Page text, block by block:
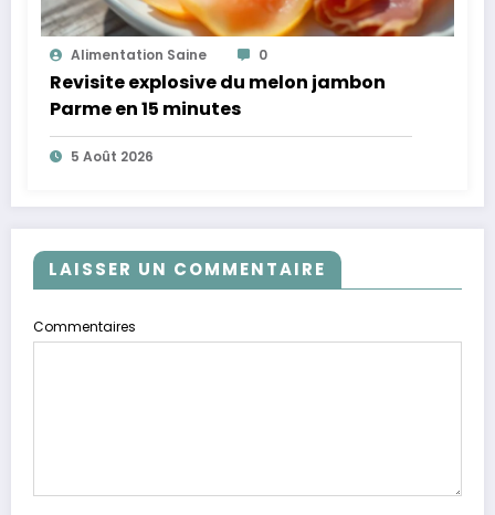
Alimentation Saine 0
Revisite explosive du melon jambon
Parme en 15 minutes
5 Août 2026
LAISSER UN COMMENTAIRE
Commentaires